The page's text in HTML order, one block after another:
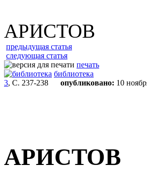
АРИСТОВ
предыдущая статья
следующая статья
печать
библиотека
3, С. 237-238 опубликовано: 10
АРИСТОВ